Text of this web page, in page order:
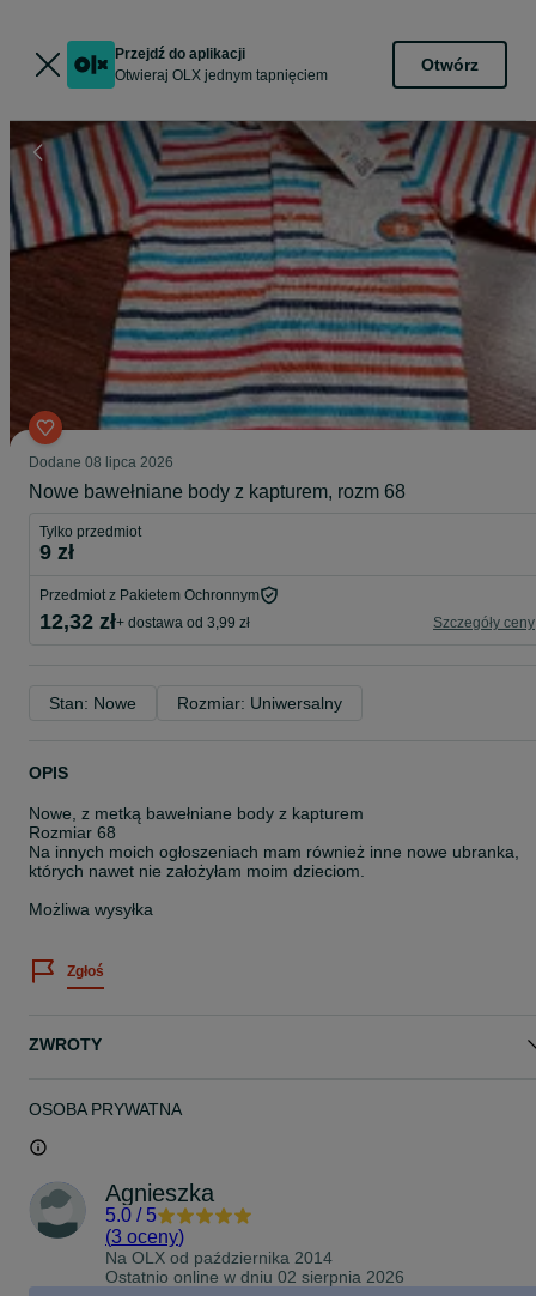
Przejdź do aplikacji
Otwieraj OLX jednym tapnięciem
Otwórz
Dodane 08 lipca 2026
Nowe bawełniane body z kapturem, rozm 68
Tylko przedmiot
9 zł
Przedmiot z Pakietem Ochronnym
12,32 zł+ dostawa od 3,99 zł Szczegóły ceny
Stan: Nowe Rozmiar: Uniwersalny
OPIS
Nowe, z metką bawełniane body z kapturem
Rozmiar 68
Na innych moich ogłoszeniach mam również inne nowe ubranka,
których nawet nie założyłam moim dzieciom.
Możliwa wysyłka
Zgłoś
ZWROTY
OSOBA PRYWATNA
Agnieszka
5.0 / 5
(3 oceny)
Na OLX od października 2014
Ostatnio online w dniu 02 sierpnia 2026